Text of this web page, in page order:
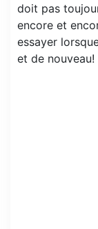
doit pas
encore et
essayer
et de nouveau!